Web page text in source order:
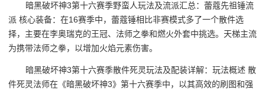
暗黑破坏神3第十六赛季野蛮人玩法及流派汇总：蕾蔻先祖锤流
派 核心装备：在16赛季中，蕾蔻锤相比非赛模式多了一个散件选
择，主要在李奥瑞克的王冠、法师之拳和燃火外套中挑选。天梯主流
为携带法师之拳，以增加火焰元素伤害。
暗黑破坏神3第十六赛季散件死灵玩法及配装详解：玩法概述 散
件死灵法师在《暗黑破坏神3》第十六赛季中，以其高效的刷图和强